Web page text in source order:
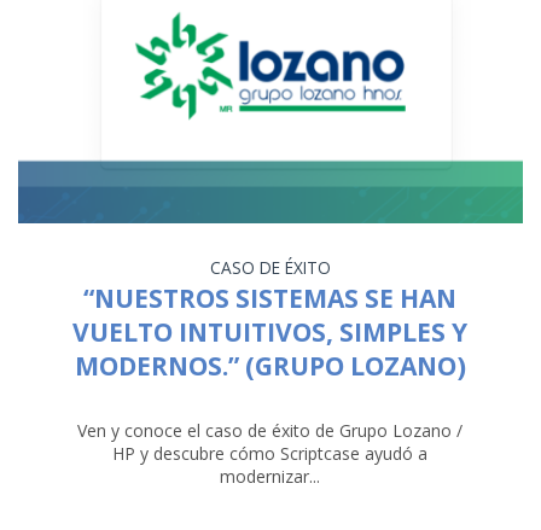
CASO DE ÉXITO
“NUESTROS SISTEMAS SE HAN
VUELTO INTUITIVOS, SIMPLES Y
MODERNOS.” (GRUPO LOZANO)
Ven y conoce el caso de éxito de Grupo Lozano /
HP y descubre cómo Scriptcase ayudó a
modernizar...